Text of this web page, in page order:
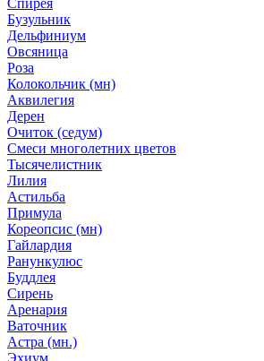
Спирея
Бузульник
Дельфиниум
Овсяница
Роза
Колокольчик (мн)
Аквилегия
Дерен
Очиток (седум)
Смеси многолетних цветов
Тысячелистник
Лилия
Астильба
Примула
Кореопсис (мн)
Гайлардия
Ранункулюс
Буддлея
Сирень
Аренария
Ваточник
Астра (мн.)
Эхиум